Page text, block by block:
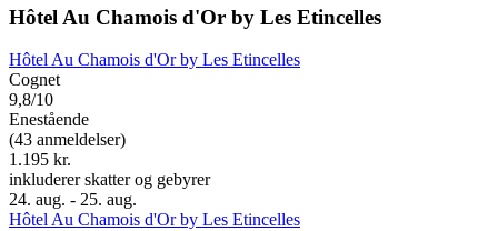
Hôtel Au Chamois d'Or by Les Etincelles
Hôtel Au Chamois d'Or by Les Etincelles
Cognet
9,8/10
Enestående
(43 anmeldelser)
1.195 kr.
inkluderer skatter og gebyrer
24. aug. - 25. aug.
Hôtel Au Chamois d'Or by Les Etincelles